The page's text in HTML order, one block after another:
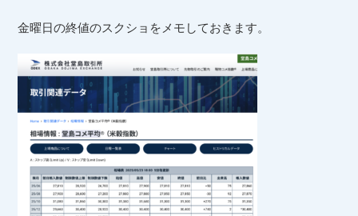
金曜日の終値のスクショをメモしておきます。